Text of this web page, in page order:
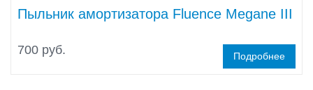
Пыльник амортизатора Fluence Megane III
700 руб. Подробнее